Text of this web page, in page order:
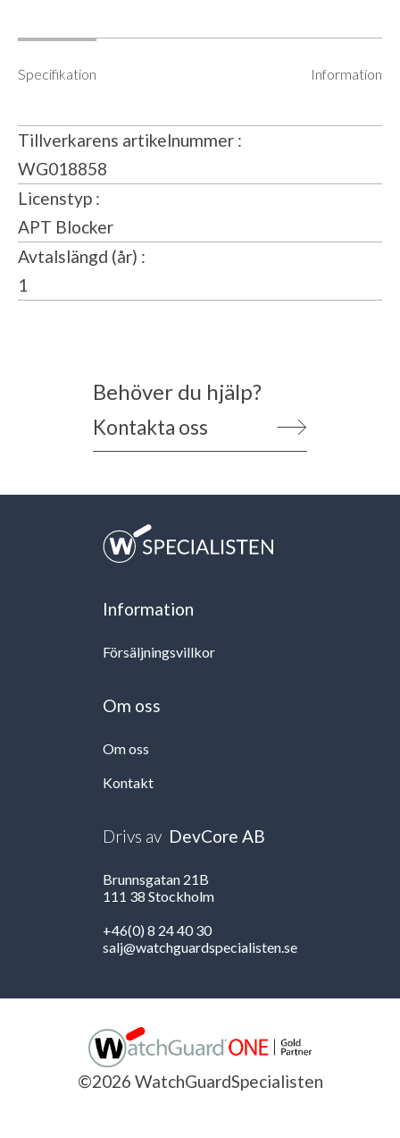
Specifikation Information
Tillverkarens artikelnummer
WG018858
Licenstyp
APT Blocker
Avtalslängd (år)
1
Behöver du hjälp?
Kontakta oss
Information
Försäljningsvillkor
Om oss
Om oss
Kontakt
Drivs av DevCore AB
Brunnsgatan 21B
111 38 Stockholm
+46(0) 8 24 40 30
salj@watchguardspecialisten.se
©2026 WatchGuardSpecialisten